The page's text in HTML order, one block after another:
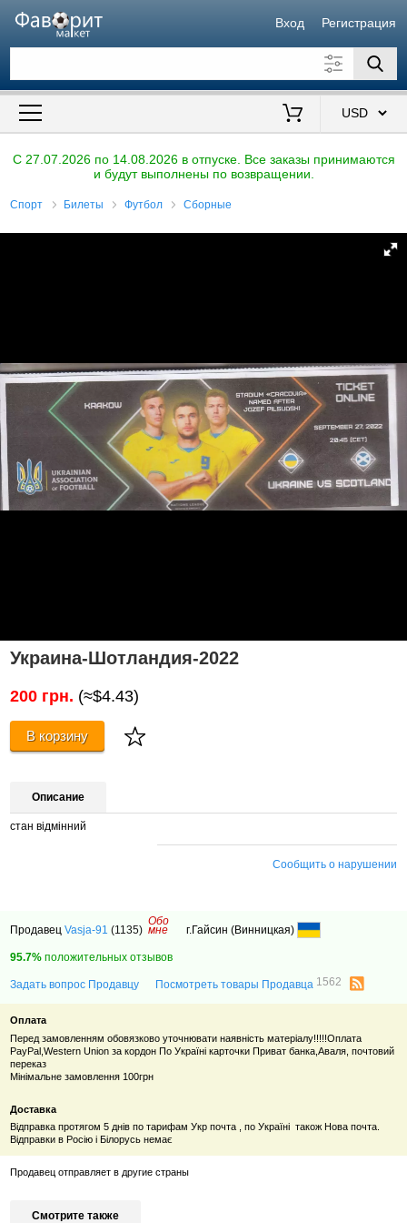
Вход Регистрация
Искать также в описании
C 27.07.2026 по 14.08.2026 в отпуске. Все заказы принимаются
и будут выполнены по возвращении.
Спорт Билеты Футбол Сборные
Украина-Шотландия-2022
200 грн. (≈$4.43)
В корзину
Описание
стан відмінний
Сообщить о нарушении
ПродавецVasja-91 (1135)
Обо
мне г.Гайсин (Винницкая)
95.7% положительных отзывов
Задать вопрос Продавцу Посмотреть товары Продавца 1562
Оплата
Перед замовленням обовязково уточнювати наявність матеріалу!!!!!Оплата
PayPal,Western Union за кордон По Україні карточки Приват банка,Аваля, почтовий
переказ
Мінімальне замовлення 100грн
Доставка
Відправка протягом 5 днів по тарифам Укр почта , по Україні також Нова почта.
Відправки в Росію і Білорусь немає
Продавец отправляет в другие страны
Смотрите также